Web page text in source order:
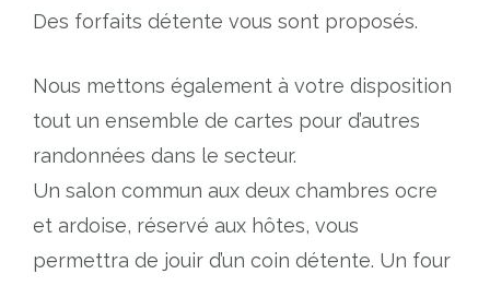
Des forfaits détente vous sont proposés.
Nous mettons également à votre disposition
tout un ensemble de cartes pour d’autres
randonnées dans le secteur.
Un salon commun aux deux chambres ocre
et ardoise, réservé aux hôtes, vous
permettra de jouir d’un coin détente. Un four